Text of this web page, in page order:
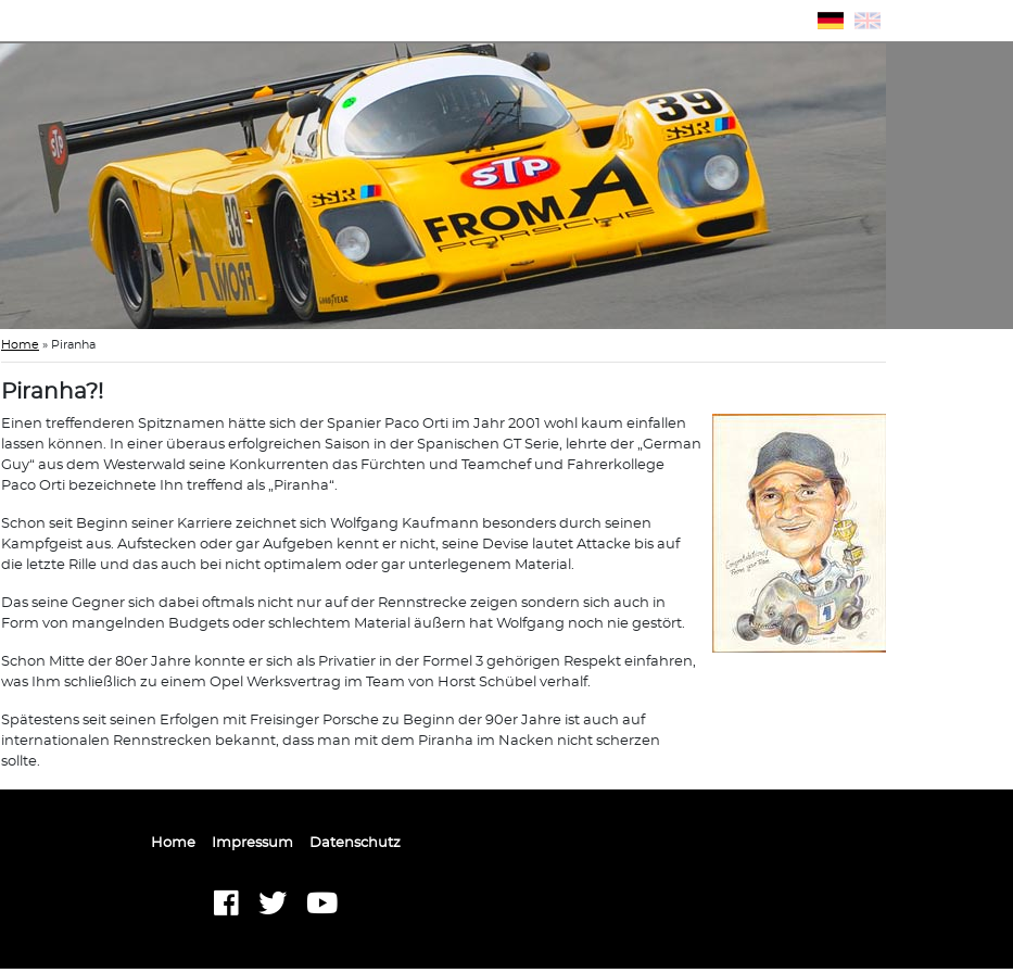
Home » Piranha
Piranha?!
Einen treffenderen Spitznamen hätte sich der Spanier Paco Orti im Jahr 2001 wohl kaum einfallen
lassen können. In einer überaus erfolgreichen Saison in der Spanischen GT Serie, lehrte der „German
Guy“ aus dem Westerwald seine Konkurrenten das Fürchten und Teamchef und Fahrerkollege
Paco Orti bezeichnete Ihn treffend als „Piranha“.
Schon seit Beginn seiner Karriere zeichnet sich Wolfgang Kaufmann besonders durch seinen
Kampfgeist aus. Aufstecken oder gar Aufgeben kennt er nicht, seine Devise lautet Attacke bis auf
die letzte Rille und das auch bei nicht optimalem oder gar unterlegenem Material.
Das seine Gegner sich dabei oftmals nicht nur auf der Rennstrecke zeigen sondern sich auch in
Form von mangelnden Budgets oder schlechtem Material äußern hat Wolfgang noch nie gestört.
Schon Mitte der 80er Jahre konnte er sich als Privatier in der Formel 3 gehörigen Respekt einfahren,
was Ihm schließlich zu einem Opel Werksvertrag im Team von Horst Schübel verhalf.
Spätestens seit seinen Erfolgen mit Freisinger Porsche zu Beginn der 90er Jahre ist auch auf
internationalen Rennstrecken bekannt, dass man mit dem Piranha im Nacken nicht scherzen
sollte.
Home Impressum Datenschutz